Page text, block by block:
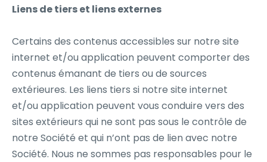
Liens de tiers et liens externes
Certains des contenus accessibles sur notre site
internet et/ou application peuvent comporter des
contenus émanant de tiers ou de sources
extérieures. Les liens tiers si notre site internet
et/ou application peuvent vous conduire vers des
sites extérieurs qui ne sont pas sous le contrôle de
notre Société et qui n’ont pas de lien avec notre
Société. Nous ne sommes pas responsables pour le